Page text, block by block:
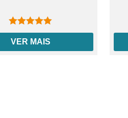
0out of 5
VER MAIS